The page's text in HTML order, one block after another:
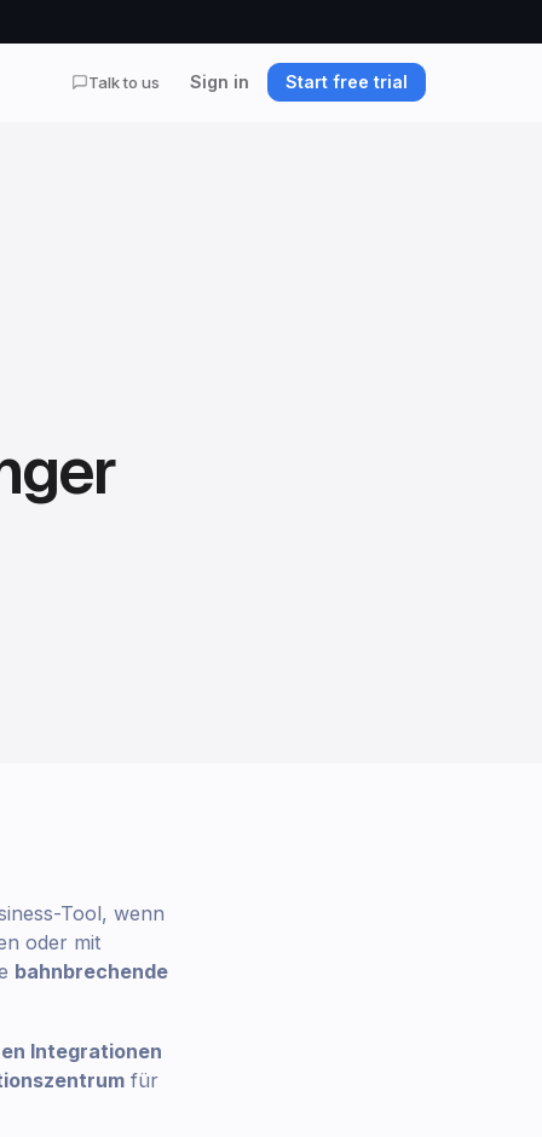
Talk to us Sign in Start free trial
Tool, wenn
oder mit
bahnbrechende
Integrationen
für